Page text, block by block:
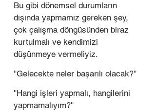
Bu gibi dönemsel durumların
dışında yapmamız gereken şey,
çok çalışma döngüsünden biraz
kurtulmalı ve kendimizi
düşünmeye vermeliyiz.
''Gelecekte neler başarılı olacak?''
''Hangi işleri yapmalı, hangilerini
yapmamalıyım?''